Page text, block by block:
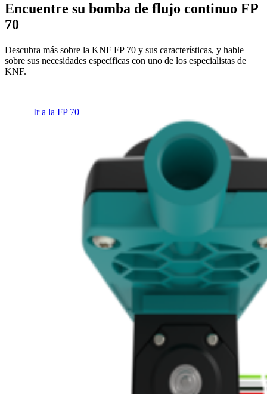
Encuentre su bomba de flujo continuo FP
70
Descubra más sobre la KNF FP 70 y sus características, y hable
sobre sus necesidades específicas con uno de los especialistas de
KNF.
Ir a la FP 70